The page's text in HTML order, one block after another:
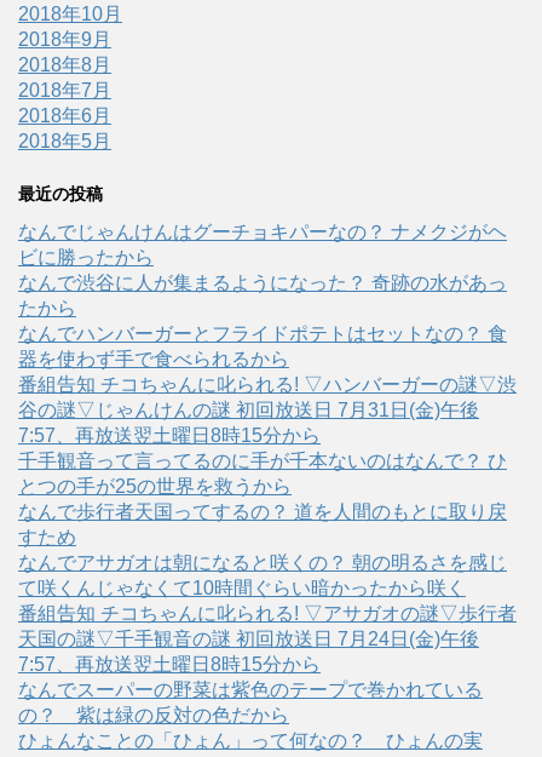
2018年10月
2018年9月
2018年8月
2018年7月
2018年6月
2018年5月
最近の投稿
なんでじゃんけんはグーチョキパーなの？ ナメクジがヘ
ビに勝ったから
なんで渋谷に人が集まるようになった？ 奇跡の水があっ
たから
なんでハンバーガーとフライドポテトはセットなの？ 食
器を使わず手で食べられるから
番組告知 チコちゃんに叱られる! ▽ハンバーガーの謎▽渋
谷の謎▽じゃんけんの謎 初回放送日 7月31日(金)午後
7:57、再放送翌土曜日8時15分から
千手観音って言ってるのに手が千本ないのはなんで？ ひ
とつの手が25の世界を救うから
なんで歩行者天国ってするの？ 道を人間のもとに取り戻
すため
なんでアサガオは朝になると咲くの？ 朝の明るさを感じ
て咲くんじゃなくて10時間ぐらい暗かったから咲く
番組告知 チコちゃんに叱られる! ▽アサガオの謎▽歩行者
天国の謎▽千手観音の謎 初回放送日 7月24日(金)午後
7:57、再放送翌土曜日8時15分から
なんでスーパーの野菜は紫色のテープで巻かれている
の？ 紫は緑の反対の色だから
ひょんなことの「ひょん」って何なの？ ひょんの実